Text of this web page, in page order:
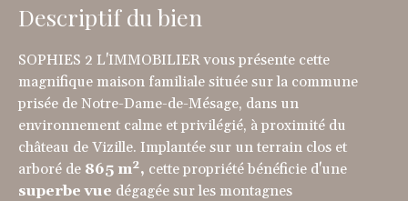
Descriptif du bien
SOPHIES 2 L'IMMOBILIER vous présente cette
magnifique maison familiale située sur la commune
prisée de Notre-Dame-de-Mésage, dans un
environnement calme et privilégié, à proximité du
château de Vizille. Implantée sur un terrain clos et
arboré de 865 m², cette propriété bénéficie d'une
superbe vue dégagée sur les montagnes